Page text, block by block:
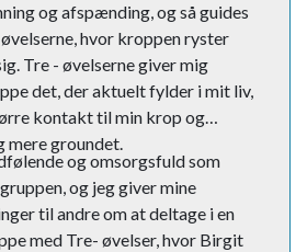
og afspænding, og så guides
hvor kroppen ryster
Tre - øvelserne giver mig
det, der aktuelt fylder i mit liv,
kontakt til min krop og
mere groundet.
og omsorgsfuld som
og jeg giver mine
til andre om at deltage i en
med Tre- øvelser, hvor Birgit